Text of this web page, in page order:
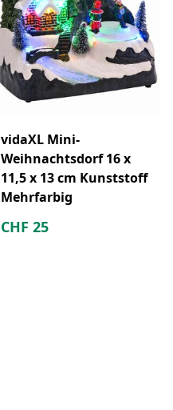
vidaXL Mini-
Weihnachtsdorf 16 x
11,5 x 13 cm Kunststoff
Mehrfarbig
CHF 25